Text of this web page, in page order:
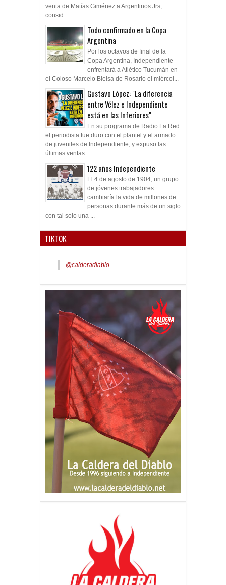
consid...
Argentina
Por los octavos de final de la
Copa Argentina, Independiente
enfrentará a Atlético Tucumán en
el Coloso Marcelo Bielsa de Rosario el miércol...
Gustavo López: "La diferencia
entre Vélez e Independiente
está en las Inferiores"
En su programa de Radio La Red
el periodista fue duro con el plantel y el armado
de juveniles de Independiente, y expuso las
últimas ventas ...
122 años Independiente
El 4 de agosto de 1904, un grupo
de jóvenes trabajadores
cambiaría la vida de millones de
personas durante más de un siglo
con tal solo una ...
TIKTOK